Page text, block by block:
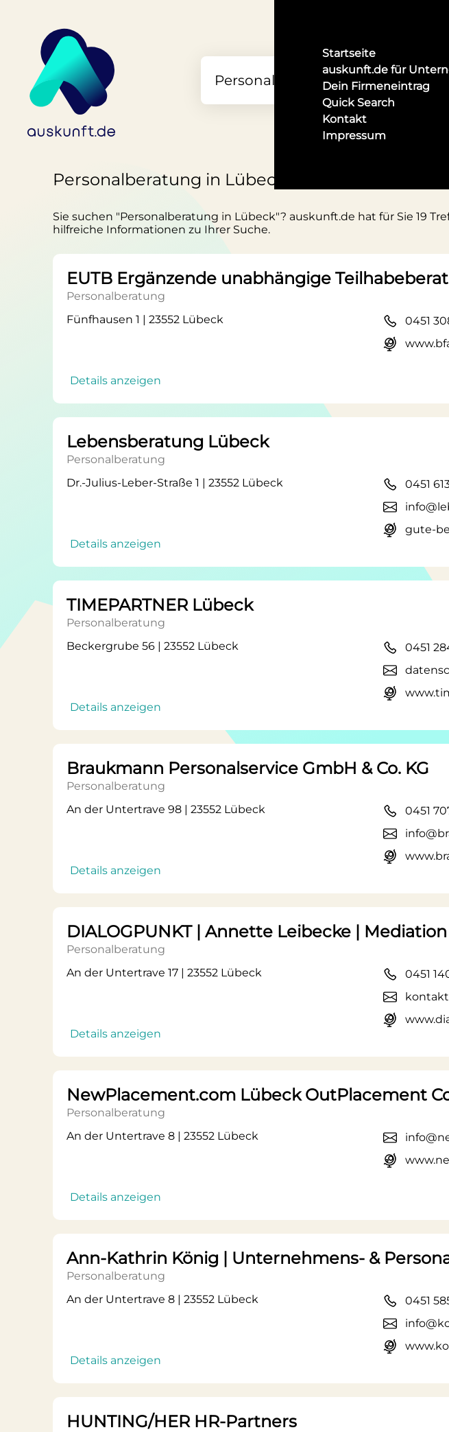
Startseite
auskunft.de für
Dein Firmeneintrag
Quick Search
Kontakt
Impressum
Personalberatung in Lübeck
Sie suchen "Personalberatung in Lübeck"? auskunft.de hat für Sie 19
hilfreiche Informationen zu Ihrer Suche.
EUTB Ergänzende unabhängige
Personalberatung
Fünfhausen 1 | 23552 Lübeck
Details anzeigen
0451
Lebensberatung Lübeck
Personalberatung
Dr.-Julius-Leber-Straße 1 | 23552 Lübeck
Details anzeigen
0451
gute-
TIMEPARTNER Lübeck
Personalberatung
Beckergrube 56 | 23552 Lübeck
Details anzeigen
0451
Braukmann Personalservice GmbH & Co. KG
Personalberatung
An der Untertrave 98 | 23552 Lübeck
Details anzeigen
0451
DIALOGPUNKT | Annette Leibecke |
Personalberatung
An der Untertrave 17 | 23552 Lübeck
Details anzeigen
0451
NewPlacement.com Lübeck OutPlacement
Personalberatung
An der Untertrave 8 | 23552 Lübeck
Details anzeigen
Ann-Kathrin König | Unternehmens- &
Personalberatung
An der Untertrave 8 | 23552 Lübeck
Details anzeigen
0451
HUNTING/HER HR-Partners